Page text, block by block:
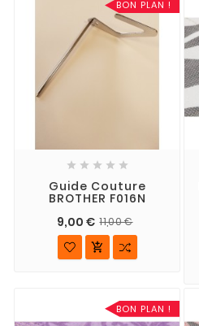
BON PLAN !
    
Guide Couture
BROTHER F016N
9,00 € 11,00 €

BON PLAN !